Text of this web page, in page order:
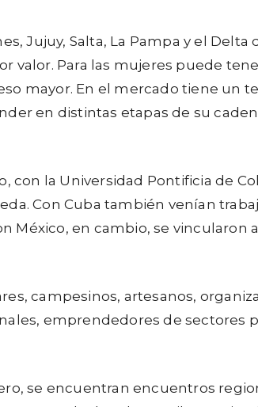
Jujuy, Salta, La Pampa y el Delta
valor. Para las mujeres puede
mayor. En el mercado tiene un
en distintas etapas de su
con la Universidad Pontificia de
Con Cuba también venían
en cambio, se vincularon
campesinos, artesanos,
emprendedores de sectores
se encuentran encuentros